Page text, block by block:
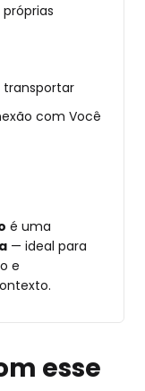
transportar
com Você
é uma
— ideal para
e
esse